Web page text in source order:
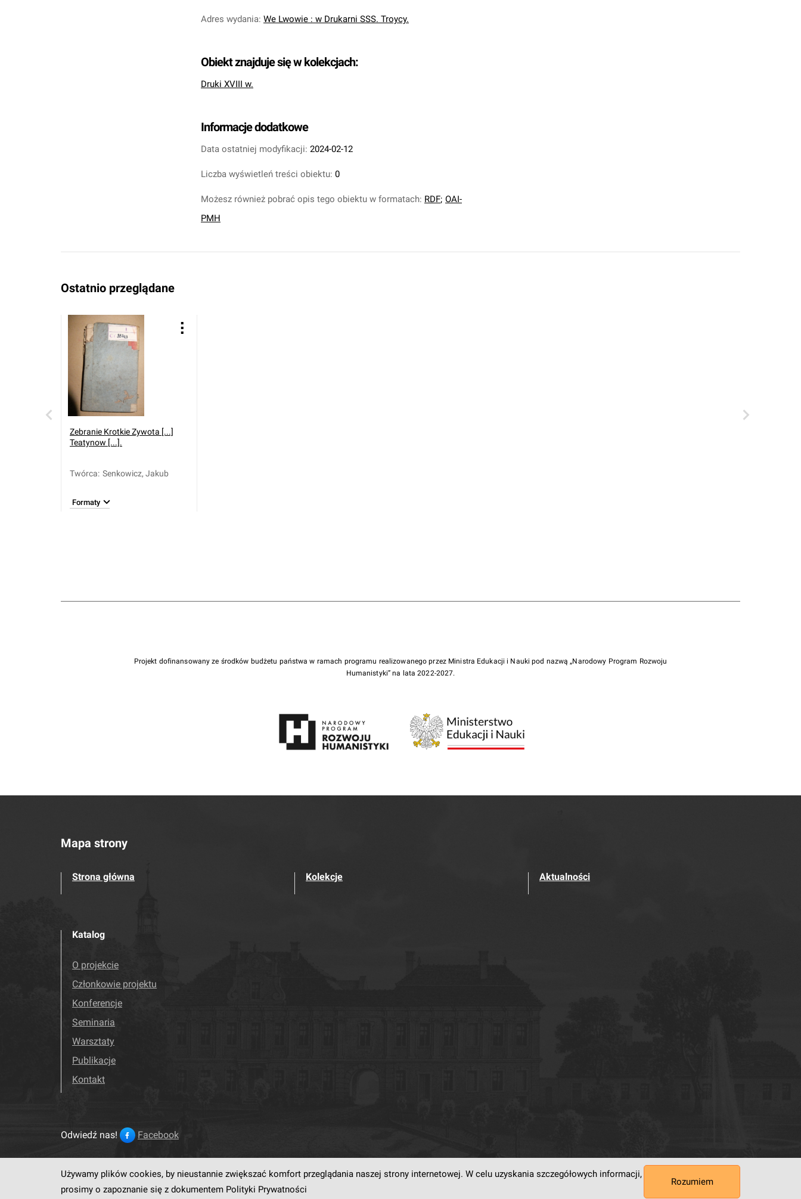
Adres wydania: We Lwowie : w Drukarni SSS. Troycy.
Obiekt znajduje się w kolekcjach:
Druki XVIII w.
Informacje dodatkowe
Data ostatniej modyfikacji: 2024-02-12
Liczba wyświetleń treści obiektu: 0
Możesz również pobrać opis tego obiektu w formatach: RDF; OAI-
PMH
Ostatnio przeglądane
Zebranie Krotkie Zywota [...]
Teatynow [...].
Twórca: Senkowicz, Jakub
Formaty
Projekt dofinansowany ze środków budżetu państwa w ramach programu realizowanego przez Ministra Edukacji i Nauki pod nazwą „Narodowy Program Rozwoju
Humanistyki” na lata 2022-2027.
Mapa strony
Strona główna Kolekcje Aktualności
Katalog
O projekcie
Członkowie projektu
Konferencje
Seminaria
Warsztaty
Publikacje
Kontakt
Odwiedź nas! Facebook
Ten serwis działa dzięki oprogramowaniu
Używamy plików cookies, by nieustannie zwiększać komfort przeglądania naszej strony internetowej. W celu uzyskania szczegółowych informacji,
prosimy o zapoznanie się z dokumentem Polityki Prywatności
Rozumiem